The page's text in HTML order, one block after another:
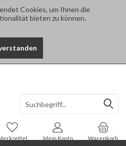
Cookies, um Ihnen die
bieten zu können.
Warenkorb
Mein Konto